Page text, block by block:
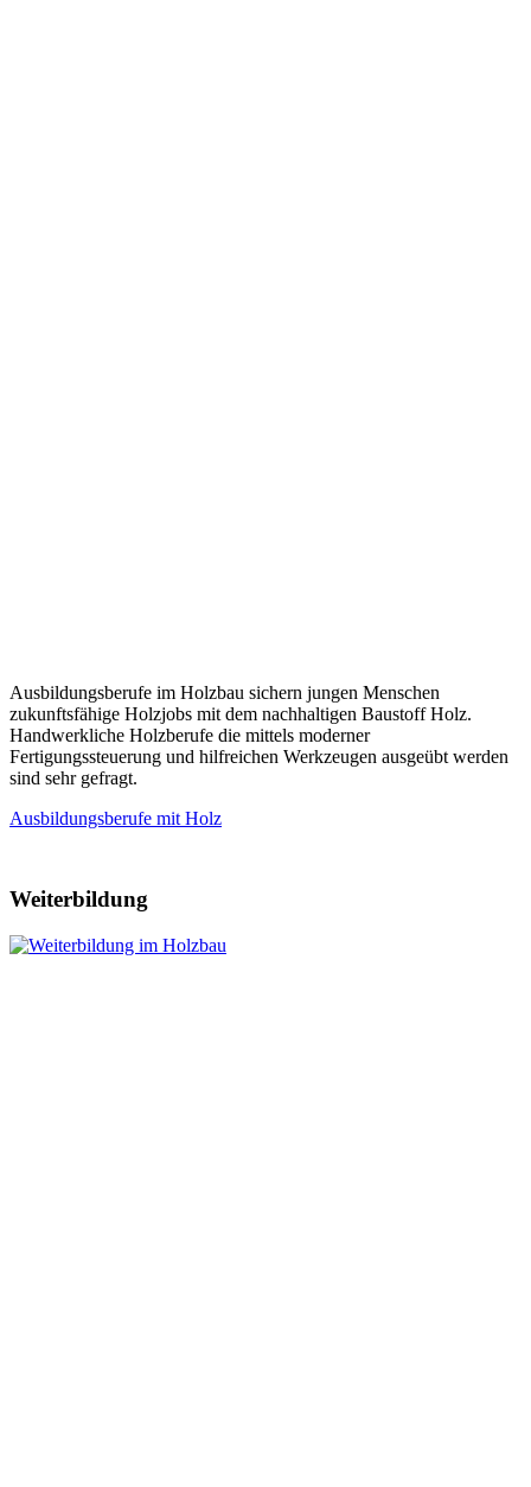
Ausbildungsberufe im Holzbau sichern jungen Menschen
zukunftsfähige Holzjobs mit dem nachhaltigen Baustoff Holz.
Handwerkliche Holzberufe die mittels moderner
Fertigungssteuerung und hilfreichen Werkzeugen ausgeübt werden
sind sehr gefragt.
Ausbildungsberufe mit Holz
Weiterbildung